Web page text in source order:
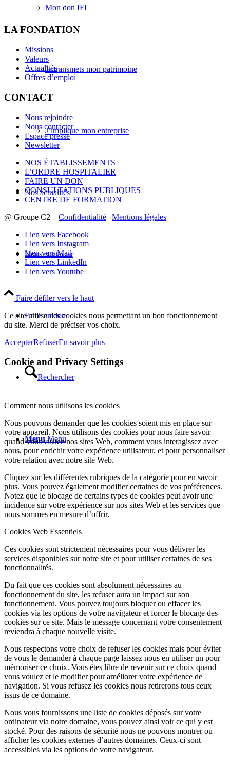
Mon don IFI
Je transmets mon patrimoine
J’implique mon entreprise
Nos actualités
Nous contacter
Faire un don
Rechercher
Menu Menu
LA FONDATION
Missions
Valeurs
Actualités
Offres d’emploi
CONTACT
Nous rejoindre
Nous contacter
Espace presse
Newsletter
NOS ÉTABLISSEMENTS
L’ORDRE HOSPITALIER
FAIRE UN DON
CONSULTATIONS PUBLIQUES
CENTRE DE FORMATION
@ Groupe C2 Confidentialité | Mentions légales
Lien vers Facebook
Lien vers Instagram
Lien vers Mail
Lien vers LinkedIn
Lien vers Youtube
Faire défiler vers le haut
Ce site utilise des cookies nous permettant un bon fonctionnement
du site. Merci de préciser vos choix.
AccepterRefuserEn savoir plus
Cookie and Privacy Settings
Comment nous utilisons les cookies
Nous pouvons demander que les cookies soient mis en place sur
votre appareil. Nous utilisons des cookies pour nous faire savoir
quand vous visitez nos sites Web, comment vous interagissez avec
nous, pour enrichir votre expérience utilisateur, et pour personnaliser
votre relation avec notre site Web.
Cliquez sur les différentes rubriques de la catégorie pour en savoir
plus. Vous pouvez également modifier certaines de vos préférences.
Notez que le blocage de certains types de cookies peut avoir une
incidence sur votre expérience sur nos sites Web et les services que
nous sommes en mesure d’offrir.
Cookies Web Essentiels
Ces cookies sont strictement nécessaires pour vous délivrer les
services disponibles sur notre site et pour utiliser certaines de ses
fonctionnalités.
Du fait que ces cookies sont absolument nécessaires au
fonctionnement du site, les refuser aura un impact sur son
fonctionnement. Vous pouvez toujours bloquer ou effacer les
cookies via les options de votre navigateur et forcer le blocage des
cookies sur ce site. Mais le message concernant votre consentement
reviendra à chaque nouvelle visite.
Nous respectons votre choix de refuser les cookies mais pour éviter
de vous le demander à chaque page laissez nous en utiliser un pour
mémoriser ce choix. Vous êtes libre de revenir sur ce choix quand
vous voulez et le modifier pour améliorer votre expérience de
navigation. Si vous refusez les cookies nous retirerons tous ceux
issus de ce domaine.
Nous vous fournissons une liste de cookies déposés sur votre
ordinateur via notre domaine, vous pouvez ainsi voir ce qui y est
stocké. Pour des raisons de sécurité nous ne pouvons montrer ou
afficher les cookies externes d’autres domaines. Ceux-ci sont
accessibles via les options de votre navigateur.